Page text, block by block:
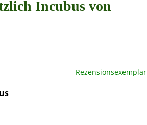
Incubus von
Rezensionsexemplar